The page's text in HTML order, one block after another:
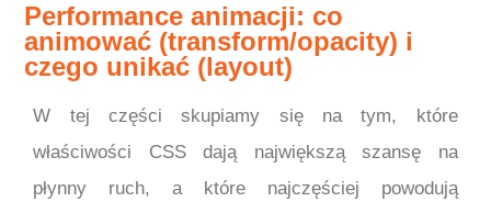
Performance animacji: co
animować (transform/opacity) i
czego unikać (layout)
W tej części skupiamy się na tym, które
właściwości CSS dają największą szansę na
płynny ruch, a które najczęściej powodują